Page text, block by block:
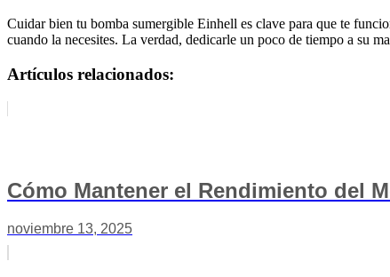
Cuidar bien tu bomba sumergible Einhell es clave para que te
cuando la necesites. La verdad, dedicarle un poco de tiempo a su
Artículos relacionados:
Cómo Mantener el Rendimiento del
noviembre 13, 2025